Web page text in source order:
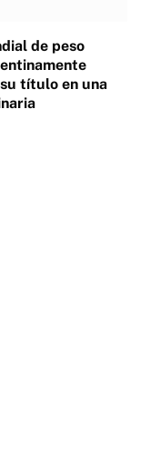
de peso
título en una